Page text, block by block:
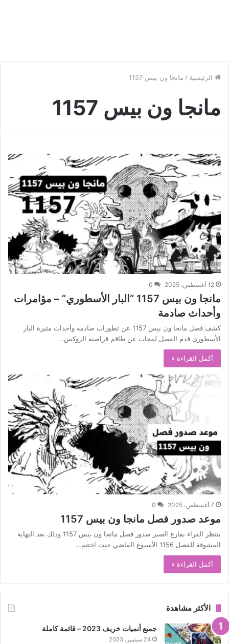
الرئيسية / مانجا ون بيس 1157
مانجا ون بيس 1157
12 أغسطس، 2025 0
مانجا ون بيس 1157 “البار الأسطوري” – مؤامرات
وأحداث صادمة
كشف فصل مانجا ون بيس 1157 عن تطورات صادمة وأحداث مثيرة البار
الأسطوري قدم الفصل لمحات عن طاقم قراصنة الروكس…
أكمل القراءة »
7 أغسطس، 2025 0
موعد صدور فصل مانجا ون بيس 1157
ينتظر القراء بفارغ الصبر صدور فصل مانجا ون بيس 1157 وذلك بعد النهاية
المشوقة للفصل 1156 الأسبوع الماضي حيث اختتم…
أكمل القراءة »
الأكثر مشاهدة
جميع أنميات خريف 2023 – قائمة كاملة
24 سبتمبر، 2023